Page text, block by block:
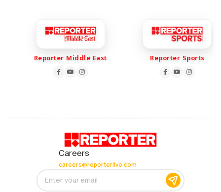
Reporter Middle East Reporter Sports
Careers
careers@reporterlive.com